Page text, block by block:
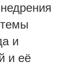
и
и её